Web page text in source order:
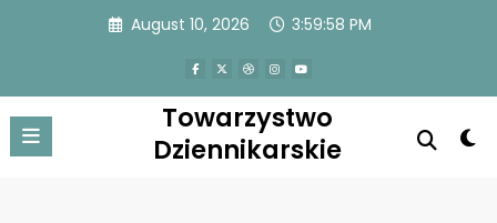
August 10, 2026 3:59:58 PM
Towarzystwo
Dziennikarskie